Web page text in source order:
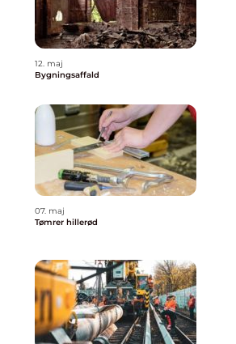
12. maj
Bygningsaffald
07. maj
Tømrer hillerød